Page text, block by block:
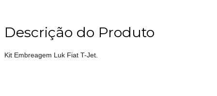
Descrição do Produto
Kit Embreagem Luk Fiat T-Jet.